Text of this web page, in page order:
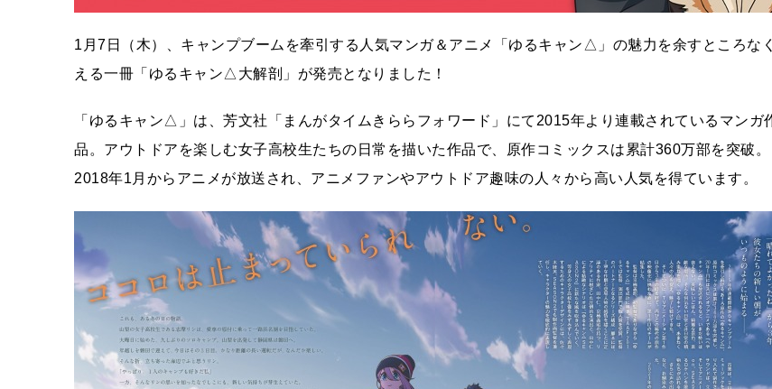
1月7日（木）、キャンプブームを牽引する人気マンガ＆アニメ「ゆるキャン△」の魅力を余すところな
える一冊「ゆるキャン△大解剖」が発売となりました！
「ゆるキャン△」は、芳文社「まんがタイムきららフォワード」にて2015年より連載されているマンガ
品。アウトドアを楽しむ女子高校生たちの日常を描いた作品で、原作コミックスは累計360万部を突破。
2018年1月からアニメが放送され、アニメファンやアウトドア趣味の人々から高い人気を得ています。